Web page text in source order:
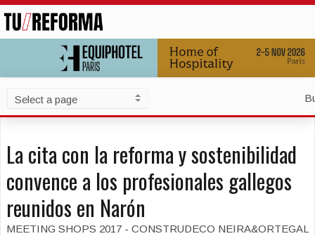
La cita con la reforma y sostenibilidad
convence a los profesionales gallegos
reunidos en Narón
MEETING SHOPS 2017 - CONSTRUDECO NEIRA&ORTEGAL